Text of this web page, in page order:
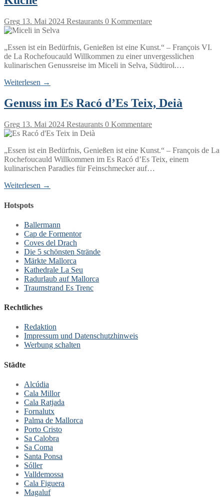
Greg 13. Mai 2024 Restaurants 0 Kommentare
„Essen ist ein Bedürfnis, Genießen ist eine Kunst.“ – François VI.
de La Rochefoucauld Willkommen zu einer unvergesslichen
kulinarischen Genussreise im Miceli in Selva, Südtirol.…
Weiterlesen →
Genuss im Es Racó d’Es Teix, Deià
Greg 13. Mai 2024 Restaurants 0 Kommentare
„Essen ist ein Bedürfnis, Genießen ist eine Kunst.“ – François de La
Rochefoucauld Willkommen im Es Racó d’Es Teix, einem
kulinarischen Paradies für Feinschmecker auf…
Weiterlesen →
Hotspots
Ballermann
Cap de Formentor
Coves del Drach
Die 5 schönsten Strände
Märkte Mallorca
Kathedrale La Seu
Radurlaub auf Mallorca
Traumstrand Es Trenc
Rechtliches
Redaktion
Impressum und Datenschutzhinweis
Werbung schalten
Städte
Alcúdia
Cala Millor
Cala Ratjada
Fornalutx
Palma de Mallorca
Porto Cristo
Sa Calobra
Sa Coma
Santa Ponsa
Sóller
Valldemossa
Cala Figuera
Magaluf